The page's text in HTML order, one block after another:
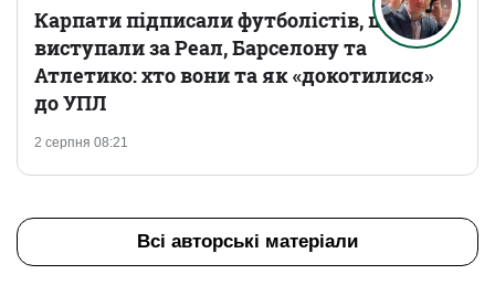
2 серпня 08:21
Карпати підписали футболістів, що
виступали за Реал, Барселону та
Атлетико: хто вони та як «докотилися»
до УПЛ
Всі авторські матеріали